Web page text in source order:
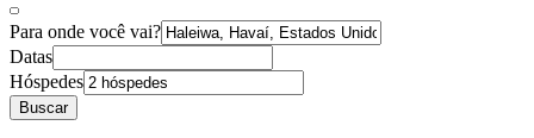
Para onde você vai?
Datas
Hóspedes
Buscar